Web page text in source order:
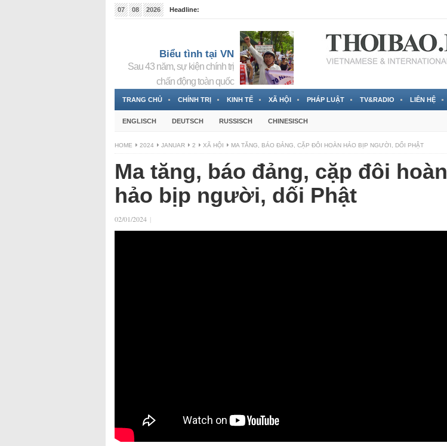
07 08 2026
Headline:
Biểu tình tại VN
Sau 43 năm, sự kiện chính trị
chấn động toàn quốc
TRANG CHỦ CHÍNH TRỊ KINH TẾ XÃ HỘI PHÁP LUẬT TV&RADIO LIÊN HỆ
ENGLISCH DEUTSCH RUSSISCH CHINESISCH
HOME 2024 JANUAR 2 XÃ HỘI MA TĂNG, BÁO ĐẢNG, CẶP ĐÔI HOÀN HẢO BỊP NGƯỜI, DỐI PHẬT
Ma tăng, báo đảng, cặp đôi hoàn
hảo bịp người, dối Phật
02/01/2024 |